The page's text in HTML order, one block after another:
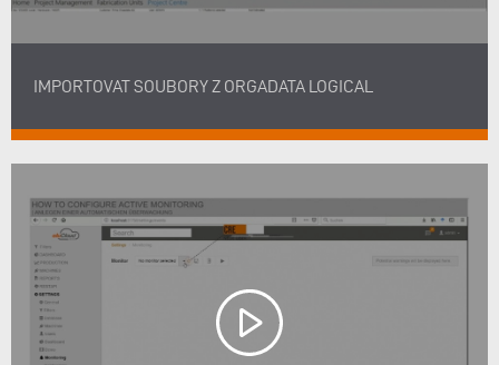
IMPORTOVAT SOUBORY Z ORGADATA LOGICAL